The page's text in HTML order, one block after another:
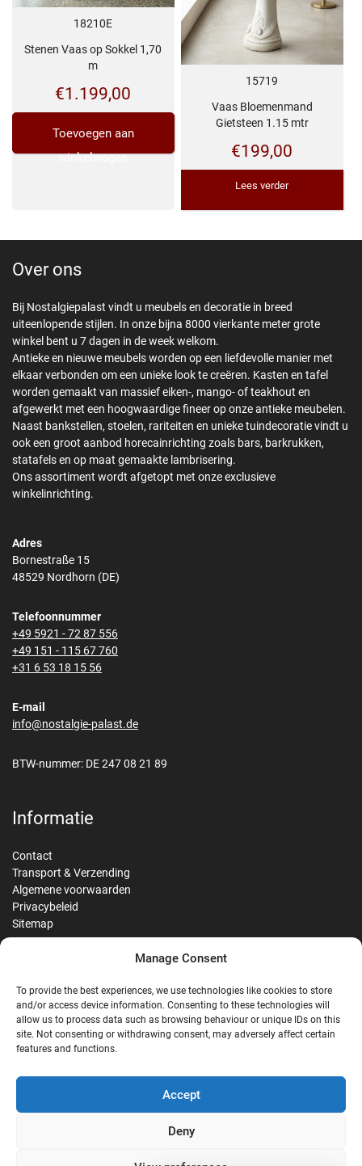
Manage Consent
To provide the best experiences, we use technologies like cookies to store
and/or access device information. Consenting to these technologies will
allow us to process data such as browsing behaviour or unique IDs on this
site. Not consenting or withdrawing consent, may adversely affect certain
features and functions.
Accept
Deny
18210E
Stenen Vaas op Sokkel 1,70
m
€1.199,00
Toevoegen aan
winkelwagen
15719
Vaas Bloemenmand
Gietsteen 1.15 mtr
€199,00
Lees verder
Over ons
Bij Nostalgiepalast vindt u meubels en decoratie in breed
uiteenlopende stijlen. In onze bijna 8000 vierkante meter grote
winkel bent u 7 dagen in de week welkom.
Antieke en nieuwe meubels worden op een liefdevolle manier met
elkaar verbonden om een unieke look te creëren. Kasten en tafel
worden gemaakt van massief eiken-, mango- of teakhout en
afgewerkt met een hoogwaardige fineer op onze antieke meubelen.
Naast bankstellen, stoelen, rariteiten en unieke tuindecoratie vindt u
ook een groot aanbod horecainrichting zoals bars, barkrukken,
statafels en op maat gemaakte lambrisering.
Ons assortiment wordt afgetopt met onze exclusieve
winkelinrichting.
Adres
Bornestraße 15
48529 Nordhorn (DE)
Telefoonnummer
+49 5921 - 72 87 556
+49 151 - 115 67 760
+31 6 53 18 15 56
E-mail
info@nostalgie-palast.de
BTW-nummer: DE 247 08 21 89
Informatie
Contact
Transport & Verzending
Algemene voorwaarden
Privacybeleid
Sitemap
G Google Reviews